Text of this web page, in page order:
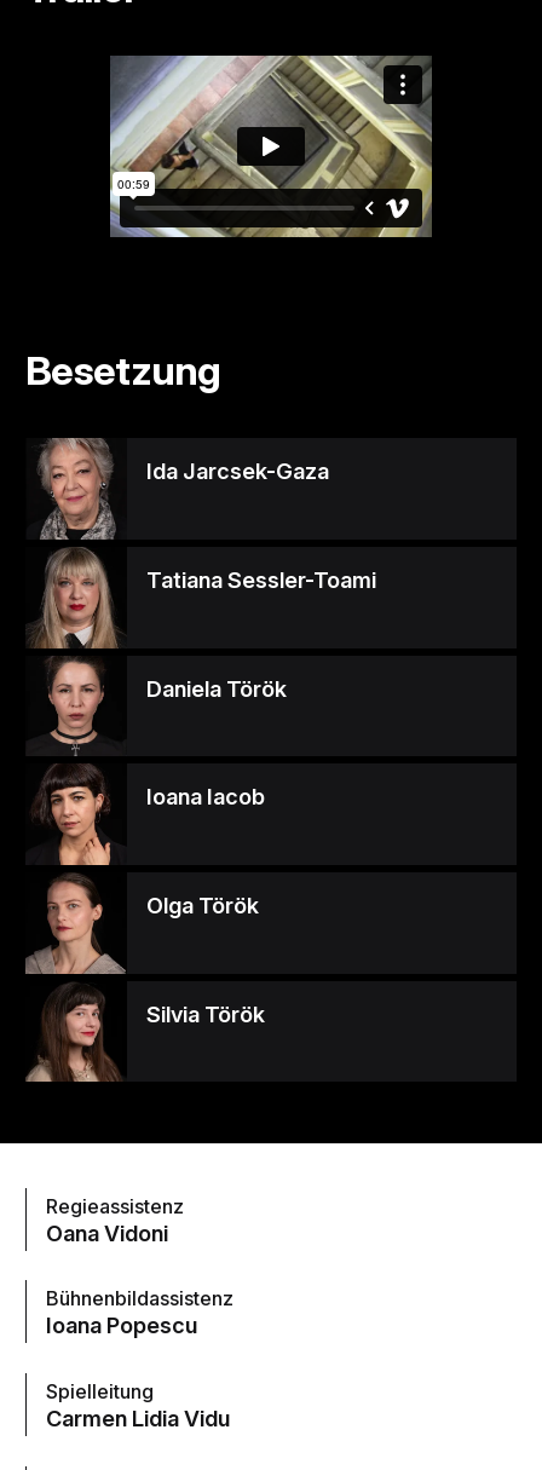
Besetzung
Ida Jarcsek-Gaza
Tatiana Sessler-Toami
Daniela Török
Ioana Iacob
Olga Török
Silvia Török
Regieassistenz
Oana Vidoni
Bühnenbildassistenz
Ioana Popescu
Spielleitung
Carmen Lidia Vidu